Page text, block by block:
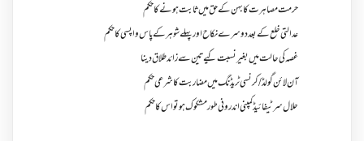
حرمت مصاہرت کا بہن کے حق میں ثابت ہونے کا حکم
عدالتی خلع کے بعد دوسرے نکاح اور پہلے شوہر کے پاس واپسی کا حکم
غصہ کی حالت میں بغیر نسبت کیے تین سے زائد طلاق دینا
آن لائن گولڈ /کرنسی ٹریڈنگ میں مضاربت کا شرعی حکم
حلال سرٹیفائیڈ کمپنی اندرونی طور مشکوک ہو تو اس کا حکم